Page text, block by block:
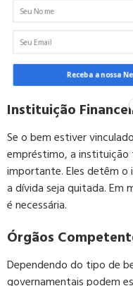
O proprietário do bem é
pessoa que possui o
ônus financeiro e
é responsável por
corretamente.
Instituição
Se o bem estiver
empréstimo, a instituição
importante. Eles detêm o
a dívida seja quitada. Em
é necessária.
Órgãos
Dependendo do tipo de
governamentais podem
Receba a nossa